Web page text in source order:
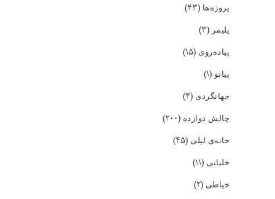
پروژه‌ها (۴۳)
پلیمر(۳)
پیاده‌روی (۱۵)
پیانو(۱)
جهانگردی (۴)
چالش دوازده (۲۰۰)
خانه‌ی لیلی (۴۵)
خلبانی (۱۱)
خیاطی (۲)